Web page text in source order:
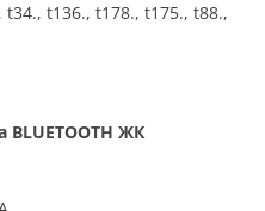
t34., t136., t178., t175., t88.,
BLUETOOTH ЖК